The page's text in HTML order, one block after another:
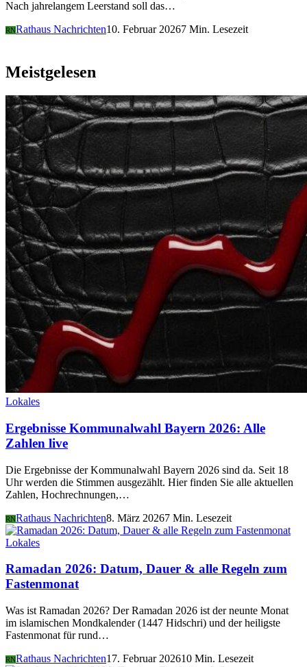
Nach jahrelangem Leerstand soll das…
RNRathaus Nachrichten10. Februar 20267 Min. Lesezeit
Meistgelesen
Lokales
Ergebnisse Kommunalwahl Bayern 2026: Alle
Zahlen live
Die Ergebnisse der Kommunalwahl Bayern 2026 sind da. Seit 18
Uhr werden die Stimmen ausgezählt. Hier finden Sie alle aktuellen
Zahlen, Hochrechnungen,…
RNRathaus Nachrichten8. März 20267 Min. Lesezeit
Lokales
Ramadan 2026: Datum, Dauer & alle Regeln zum
Fastenmonat
Was ist Ramadan 2026? Der Ramadan 2026 ist der neunte Monat
im islamischen Mondkalender (1447 Hidschri) und der heiligste
Fastenmonat für rund…
RNRathaus Nachrichten17. Februar 202610 Min. Lesezeit